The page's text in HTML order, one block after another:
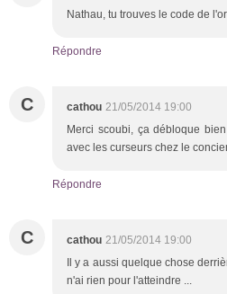
Nathau, tu trouves le code de
Répondre
C cathou 21/05/2014 19:00
Merci scoubi, ça débloque
avec les curseurs chez le
Répondre
C cathou 21/05/2014 19:00
Il y a aussi quelque chose
n'ai rien pour l'atteindre ...